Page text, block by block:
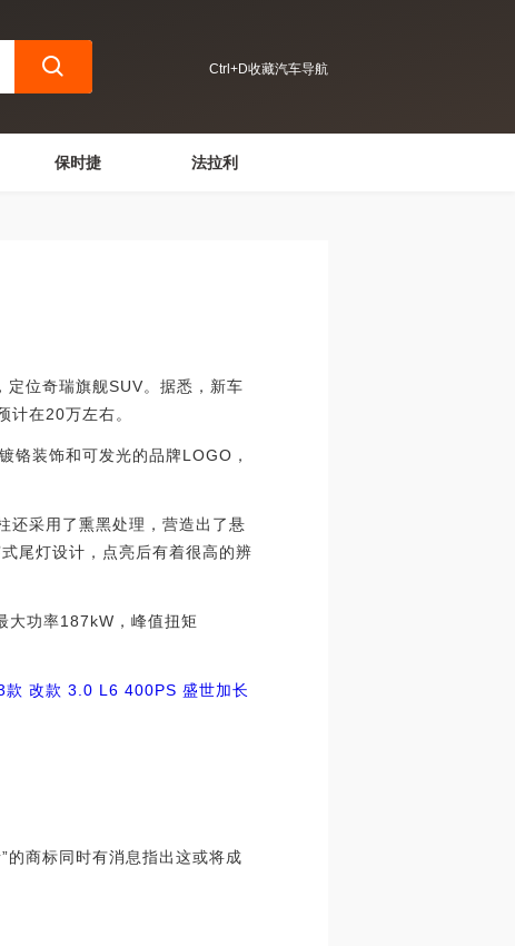
Ctrl+D收藏汽车导航
保时捷 法拉利
位奇瑞旗舰SUV。据悉，新车
在20万左右。
装饰和可发光的品牌LOGO，
采用了熏黑处理，营造出了悬
尾灯设计，点亮后有着很高的辨
功率187kW，峰值扭矩
款 改款 3.0 L6 400PS 盛世加长
的商标同时有消息指出这或将成